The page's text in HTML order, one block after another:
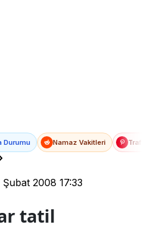
Durumu Namaz Vakitleri
Şubat 2008 17:33
tatil